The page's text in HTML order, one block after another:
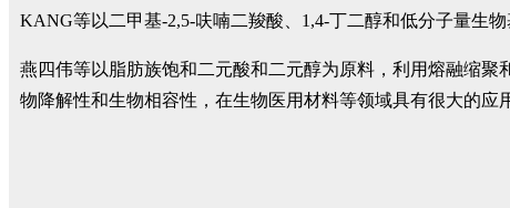
KANG等以二甲基-2,5-呋喃二羧酸、1,4-丁二醇和低分子量生
燕四伟等以脂肪族饱和二元酸和二元醇为原料，利用熔融缩
物降解性和生物相容性，在生物医用材料等领域具有很大的应